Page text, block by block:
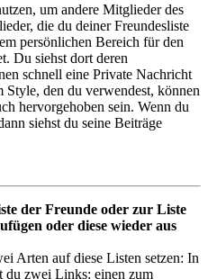
um andere Mitglieder des
die du deiner Freundesliste
persönlichen Bereich für den
Du siehst dort deren
schnell eine Private Nachricht
Style, den du verwendest, können
hervorgehoben sein. Wenn du
siehst du seine Beiträge
der Freunde oder zur Liste
oder diese wieder aus
Arten auf diese Listen setzen: In
du zwei Links: einen zum